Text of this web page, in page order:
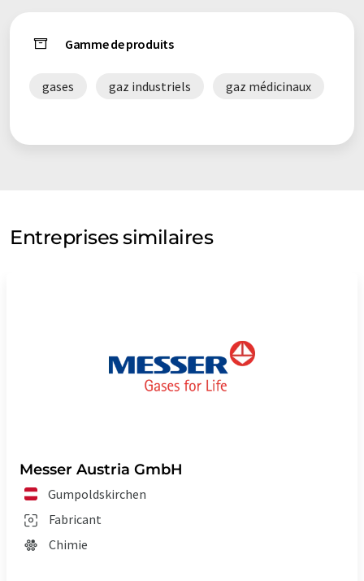
Gamme de produits
gases gaz industriels gaz médicinaux
Entreprises similaires
Messer Austria GmbH
Gumpoldskirchen
Fabricant
Chimie